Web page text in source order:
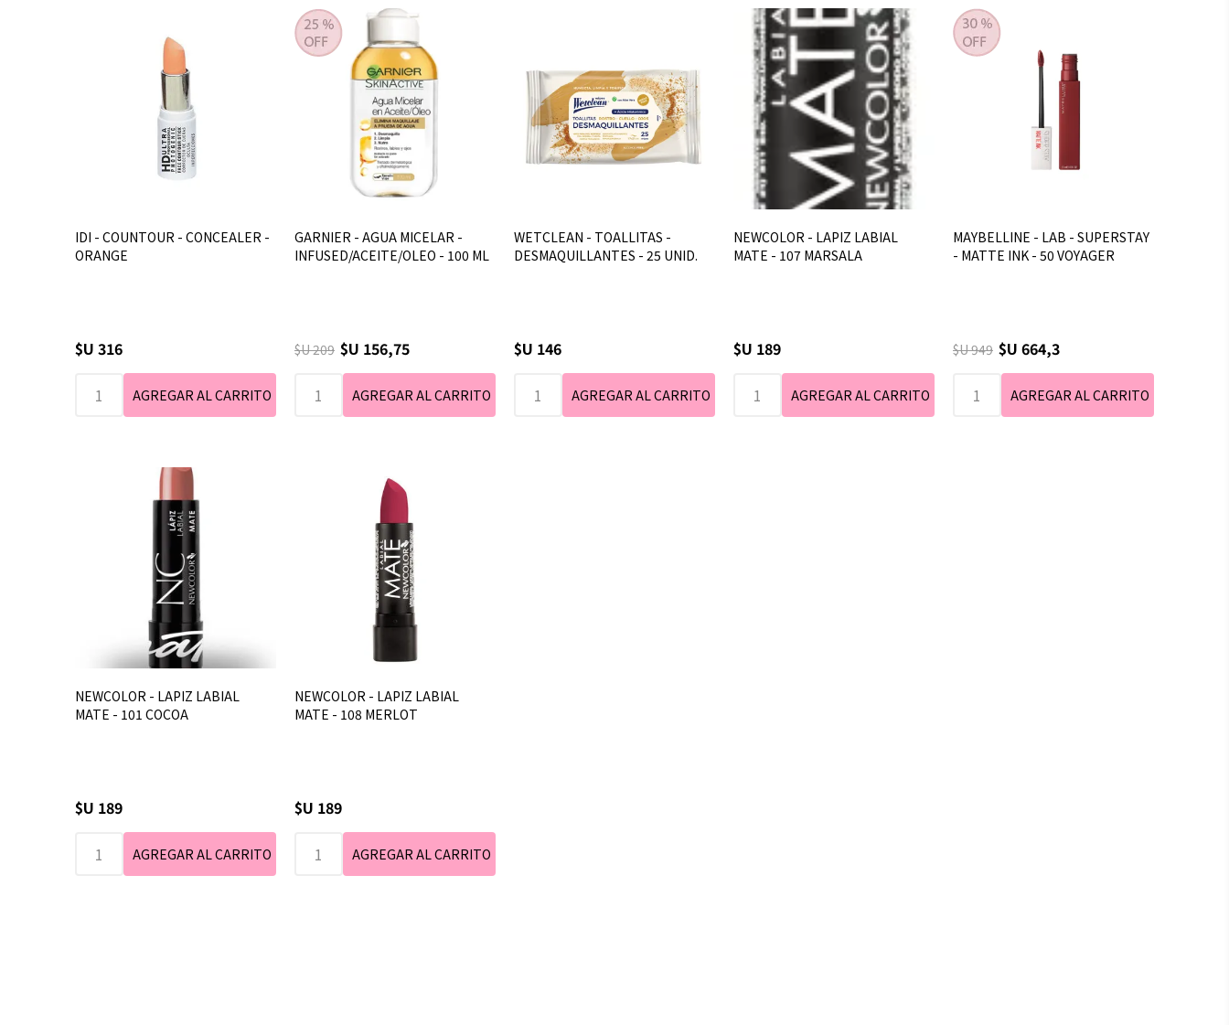
IDI - COUNTOUR - CONCEALER -
ORANGE
$U 316
GARNIER - AGUA MICELAR -
INFUSED/ACEITE/OLEO - 100 ML
$U 209 $U 156,75
WETCLEAN - TOALLITAS -
DESMAQUILLANTES - 25 UNID.
$U 146
NEWCOLOR - LAPIZ LABIAL
MATE - 107 MARSALA
$U 189
MAYBELLINE - LAB - SUPERSTAY
- MATTE INK - 50 VOYAGER
$U 949 $U 664,3
NEWCOLOR - LAPIZ LABIAL
MATE - 101 COCOA
$U 189
NEWCOLOR - LAPIZ LABIAL
MATE - 108 MERLOT
$U 189